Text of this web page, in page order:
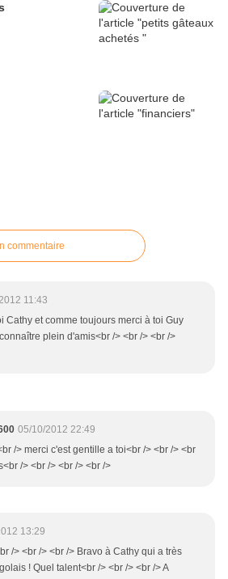
commentaire
11:43
Cathy et comme toujours merci à toi Guy
plein d'amis<br /> <br /> <br />
05/10/2012 22:49
/> merci c'est gentille a toi<br /> <br /> <br
/> <br /> <br /> <br />
13:29
/> <br /> <br /> Bravo à Cathy qui a très
! Quel talent<br /> <br /> <br /> A